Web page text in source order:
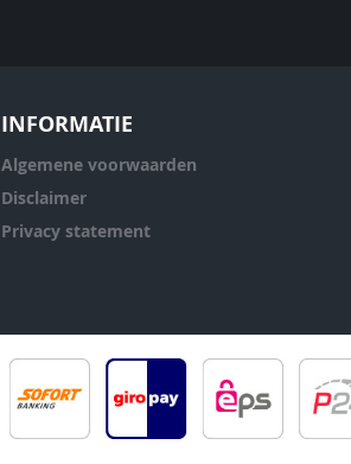
INFORMATIE
Algemene voorwaarden
Disclaimer
Privacy statement